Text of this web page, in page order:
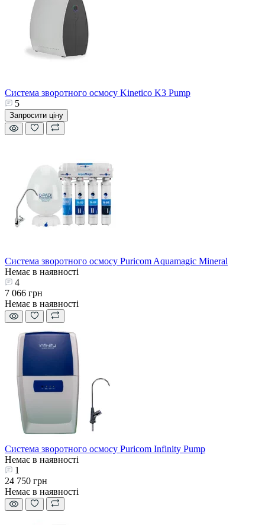
Система зворотного осмосу Kinetico K3 Pump
5
Запросити ціну
Система зворотного осмосу Puricom Aquamagic Mineral
Немає в наявності
4
7 066 грн
Немає в наявності
Система зворотного осмосу Puricom Infinity Pump
Немає в наявності
1
24 750 грн
Немає в наявності